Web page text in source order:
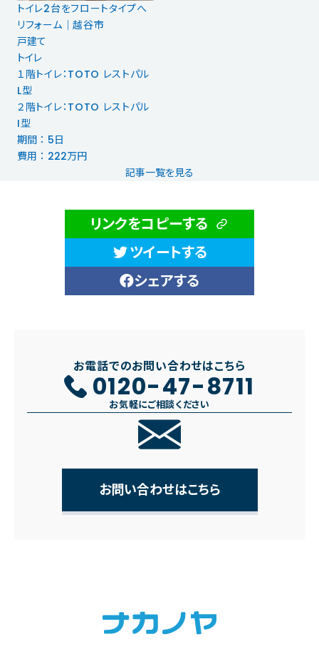
トイレ2台をフロートタイプへ
リフォーム｜越谷市
戸建て
トイレ
１階トイレ：TOTO レストパル
L型
２階トイレ：TOTO レストパル
I型
期間 ： 5日
費用 ： 222万円
記事一覧を見る
リンクをコピーする
ツイートする
シェアする
お電話でのお問い合わせはこちら
0120-47-8711
お気軽にご相談ください
お問い合わせはこちら